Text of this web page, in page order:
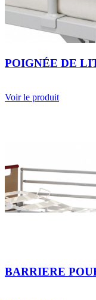
POIGNÉE DE
Voir le produit
BARRIERE